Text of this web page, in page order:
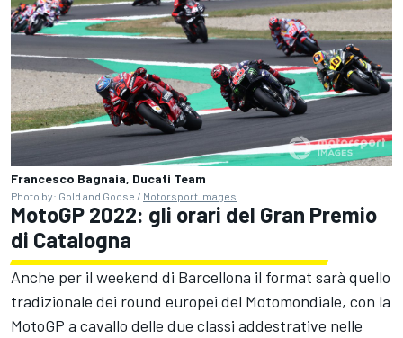
Francesco Bagnaia, Ducati Team
Photo by: Gold and Goose / Motorsport Images
MotoGP 2022: gli orari del Gran Premio
di Catalogna
Anche per il weekend di Barcellona il format sarà quello
tradizionale dei round europei del Motomondiale, con la
MotoGP a cavallo delle due classi addestrative nelle